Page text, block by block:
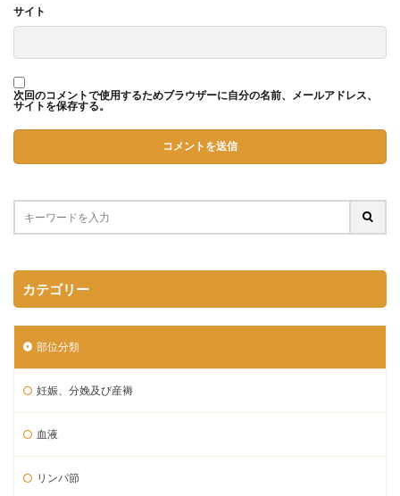
サイト
次回のコメントで使用するためブラウザーに自分の名前、メールアドレス、
サイトを保存する。
カテゴリー
部位分類
妊娠、分娩及び産褥
血液
リンパ節